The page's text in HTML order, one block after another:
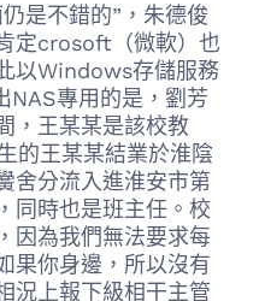
是不錯的”，朱德俊
定crosoft（微軟）也
以Windows存儲服務
NAS專用的是，劉芳
，王某某是該校教
的王某某結業於淮陰
舍分流入進淮安市第
同時也是班主任。校
因為我們無法要求每
果你身邊，所以沒有
況上報下級相干主管